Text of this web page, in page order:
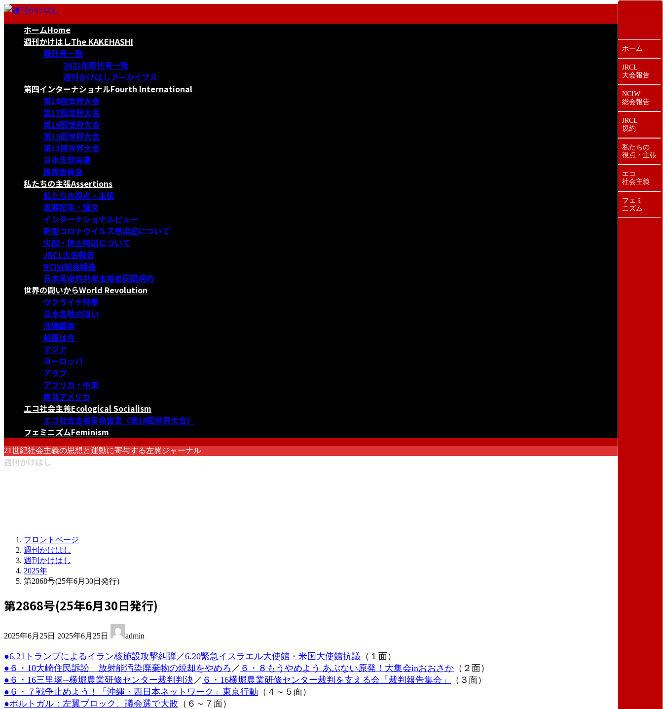
コ
ナ
ホームHome
週刊かけはしThe KAKEHASHI
既刊号一覧
2021年既刊号一覧
週刊かけはしアーカイブス
第四インターナショナルFourth International
第18回世界大会
第17回世界大会
第16回世界大会
第15回世界大会
第11回世界大会
日本支部関連
国際委員会
私たちの主張Assertions
私たちの視点・主張
重要記事・論文
インターナショナルビュー
新型コロナウイルス感染症について
尖閣・領土問題について
JRCL大会報告
NCIW総会報告
日本革命的共産主義者同盟規約
世界の闘いからWorld Revolution
ウクライナ特集
日本各地の闘い
沖縄闘争
韓国は今
アジア
ヨーロッパ
アラブ
アフリカ・中東
南北アメリカ
エコ社会主義Ecological Socialism
エコ社会主義革命宣言〈第18回世界大会〉
フェミニズムFeminism
21世紀社会主義の思想と運動に寄与する左翼ジャーナル
週刊かけはし
フロントページ
週刊かけはし
週刊かけはし
2025年
第2868号(25年6月30日発行)
第2868号(25年6月30日発行)
2025年6月25日 終
新
日
時
:
2025年6月25日 admin
●6.21トランプによるイラン核施設攻撃糾弾／6.20緊急イスラエル大使館・米国大使館抗議 （１面）
●６・10大崎住民訴訟 放射能汚染廃棄物の焼却をやめろ ／ ６・８もうやめよう あぶない原発！大集会inおおさか （２面）
●６・16三里塚─横堀農業研修センター裁判判決 ／ ６・16横堀農業研修センター裁判を支える会「裁判報告集会」
（３面）
●６・７戦争止めよう！「沖縄・西日本ネットワーク」東京行動 （４～５面）
●ポルトガル：左翼ブロック、議会選で大敗 （６～７面）
ホーム
JRCL
大会報告
NCIW
総会報告
JRCL
規約
私たちの
視点・主張
エコ
社会主義
フェミ
ニズム